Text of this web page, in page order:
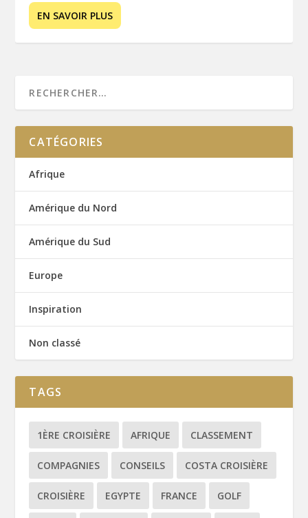
EN SAVOIR PLUS
CATÉGORIES
Afrique
Amérique du Nord
Amérique du Sud
Europe
Inspiration
Non classé
TAGS
1ÈRE CROISIÈRE AFRIQUE CLASSEMENT
COMPAGNIES CONSEILS COSTA CROISIÈRE
CROISIÈRE EGYPTE FRANCE GOLF